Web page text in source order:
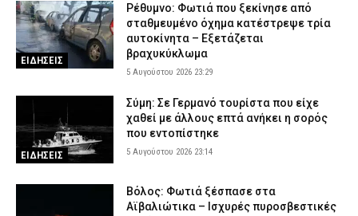
ΕΙΔΗΣΕΙΣ
Ρέθυμνο: Φωτιά που ξεκίνησε από
σταθμευμένο όχημα κατέστρεψε τρία
αυτοκίνητα – Εξετάζεται
βραχυκύκλωμα
5 Αυγούστου 2026 23:29
ΕΙΔΗΣΕΙΣ
Σύμη: Σε Γερμανό τουρίστα που είχε
χαθεί με άλλους επτά ανήκει η σορός
που εντοπίστηκε
5 Αυγούστου 2026 23:14
Βόλος: Φωτιά ξέσπασε στα
Αϊβαλιώτικα – Ισχυρές πυροσβεστικές